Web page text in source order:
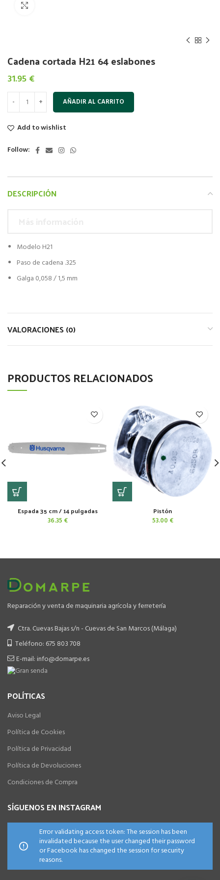
Cadena cortada H21 64 eslabones
31.95 €
AÑADIR AL CARRITO
Add to wishlist
Follow:
DESCRIPCIÓN
Modelo H21
Paso de cadena .325
Galga 0,058 / 1,5 mm
VALORACIONES (0)
PRODUCTOS RELACIONADOS
Espada 35 cm / 14 pulgadas
36.35 €
Pistón
53.00 €
Reparación y venta de maquinaria agrícola y ferretería
Ctra. Cuevas Bajas s/n - Cuevas de San Marcos (Málaga)
Teléfono: 675 803 708
E-mail: info@domarpe.es
POLÍTICAS
Aviso Legal
Política de Cookies
Política de Privacidad
Política de Devoluciones
Condiciones de Compra
SÍGUENOS EN INSTAGRAM
Error validating access token: The session has been
invalidated because the user changed their password
or Facebook has changed the session for security
reasons.